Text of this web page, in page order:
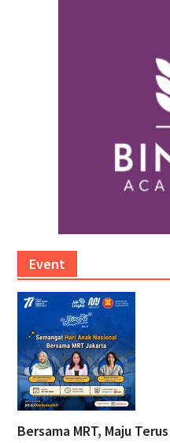
Event
Bersama MRT, Maju